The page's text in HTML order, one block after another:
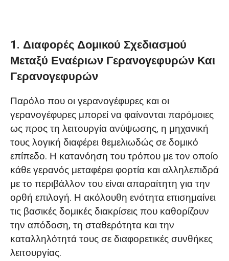
2. Περιβάλλον Εφαρμογής: Εσωτερική
Απόδοση vs. Εξωτερική Ευελιξία
Έργου έναντι Τιμής Εξοπλισμού
Γιατί να επιλέξετε τον γερανό Dafang για
τις λύσεις ανύψωσης
1. Διαφορές Δομικού Σχεδιασμού
Μεταξύ Εναέριων Γερανογεφυρών Και
Γερανογεφυρών
Παρόλο που οι γερανογέφυρες και οι
γερανογέφυρες μπορεί να φαίνονται παρόμοιες
ως προς τη λειτουργία ανύψωσης, η μηχανική
τους λογική διαφέρει θεμελιωδώς σε δομικό
επίπεδο. Η κατανόηση του τρόπου με τον οποίο
κάθε γερανός μεταφέρει φορτία και αλληλεπιδρά
με το περιβάλλον του είναι απαραίτητη για την
ορθή επιλογή. Η ακόλουθη ενότητα επισημαίνει
τις βασικές δομικές διακρίσεις που καθορίζουν
την απόδοση, τη σταθερότητα και την
καταλληλότητά τους σε διαφορετικές συνθήκες
λειτουργίας.